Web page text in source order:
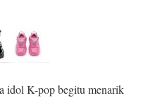
idol K-pop begitu menarik